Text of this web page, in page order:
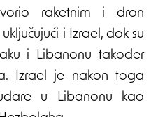
raketnim i dron
i Izrael, dok su
i Libanonu također
Izrael je nakon toga
u Libanonu kao